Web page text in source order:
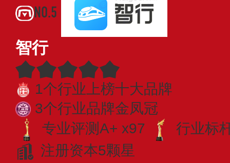
NO.5
智行
1个行业上榜十大品牌
3个行业品牌金凤冠
专业评测A+ x97
行业标
注册资本5颗星